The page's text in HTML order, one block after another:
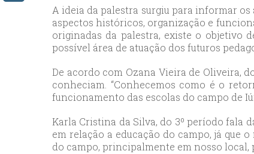
A ideia da palestra surgiu para informar
aspectos históricos, organização e
originadas da palestra, existe o objetivo
possível área de atuação dos futuros
De acordo com Ozana Vieira de Oliveira,
conheciam. “Conhecemos como é o
funcionamento das escolas do campo de
Karla Cristina da Silva, do 3º período fala
em relação a educação do campo, já que
do campo, principalmente em nosso local,